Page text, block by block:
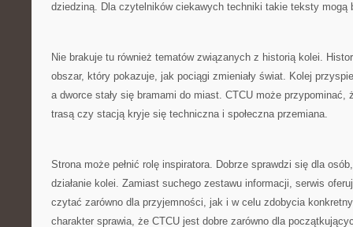
dziedziną. Dla czytelników ciekawych techniki takie teksty mogą
Nie brakuje tu również tematów związanych z historią kolei.
obszar, który pokazuje, jak pociągi zmieniały świat. Kolej
a dworce stały się bramami do miast. CTCU może przypominać,
trasą czy stacją kryje się techniczna i społeczna przemiana.
Strona może pełnić rolę inspiratora. Dobrze sprawdzi się dla
działanie kolei. Zamiast suchego zestawu informacji, serwis
czytać zarówno dla przyjemności, jak i w celu zdobycia
charakter sprawia, że CTCU jest dobre zarówno dla